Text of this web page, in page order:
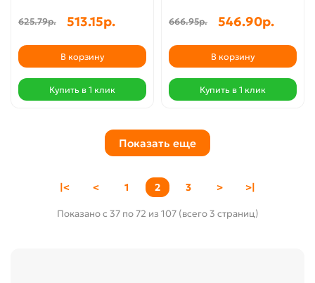
625.79р. 513.15р.
В корзину
Купить в 1 клик
666.95р. 546.90р.
В корзину
Купить в 1 клик
Показать еще
|< < 1 2 3 > >|
Показано с 37 по 72 из 107 (всего 3 страниц)